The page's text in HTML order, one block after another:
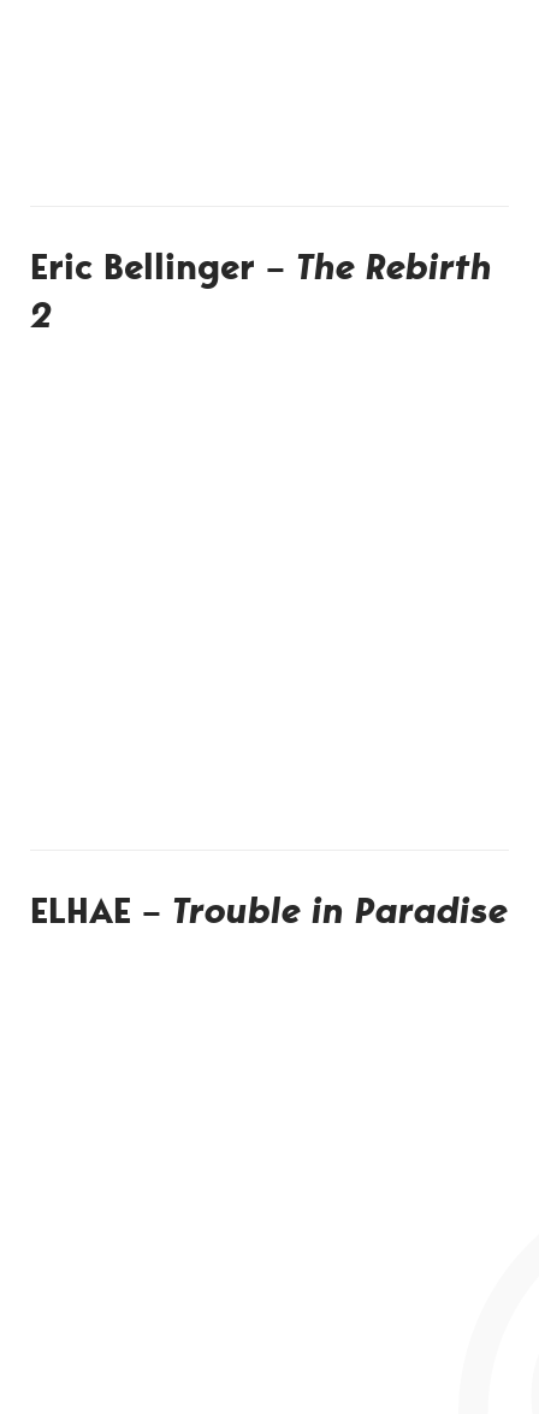
Eric Bellinger – The Rebirth
2
ELHAE – Trouble in Paradise